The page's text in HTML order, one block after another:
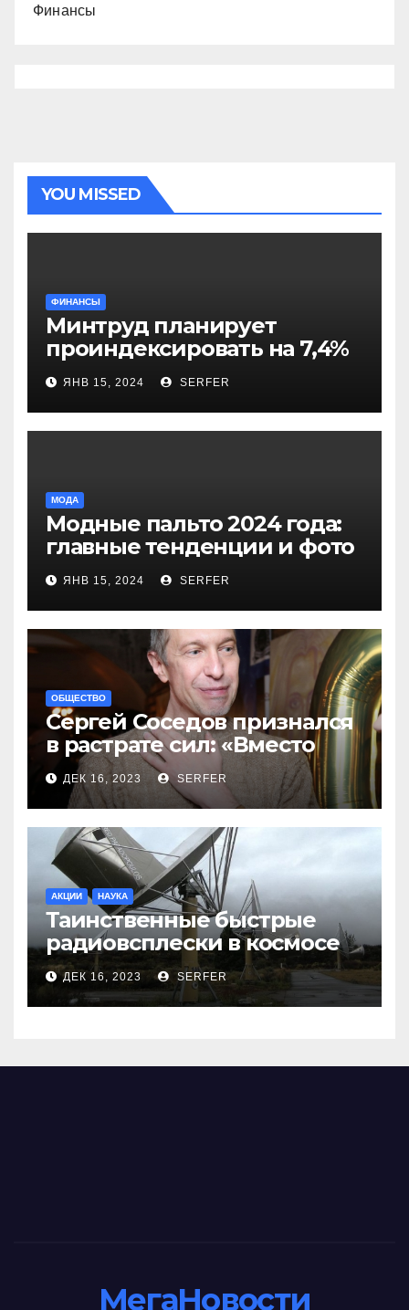
Финансы
YOU MISSED
ФИНАНСЫ
Минтруд планирует
проиндексировать на 7,4%
более 40 выплат и
компенсаций
ЯНВ 15, 2024 SERFER
МОДА
Модные пальто 2024 года:
главные тенденции и фото
новинок
ЯНВ 15, 2024 SERFER
ОБЩЕСТВО
Сергей Соседов признался
в растрате сил: «Вместо
меня взяли Пригожина»
ДЕК 16, 2023 SERFER
АКЦИИ НАУКА
Таинственные быстрые
радиовсплески в космосе
сделались все более
странными
ДЕК 16, 2023 SERFER
МегаНовости